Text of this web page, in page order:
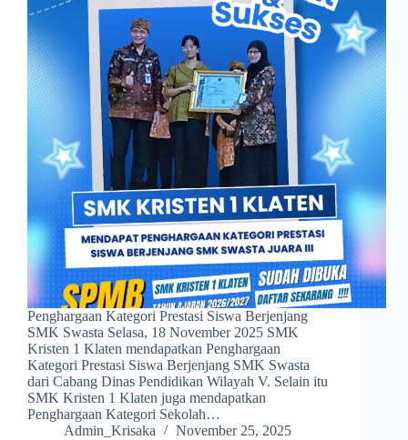
Penghargaan Kategori Prestasi Siswa Berjenjang
SMK Swasta Selasa, 18 November 2025 SMK
Kristen 1 Klaten mendapatkan Penghargaan
Kategori Prestasi Siswa Berjenjang SMK Swasta
dari Cabang Dinas Pendidikan Wilayah V. Selain itu
SMK Kristen 1 Klaten juga mendapatkan
Penghargaan Kategori Sekolah…
Admin_Krisaka
November 25, 2025